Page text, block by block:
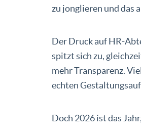
zu jonglieren und das
Der Druck auf HR-
spitzt sich zu,
mehr Transparenz.
echten
Doch 2026 ist das